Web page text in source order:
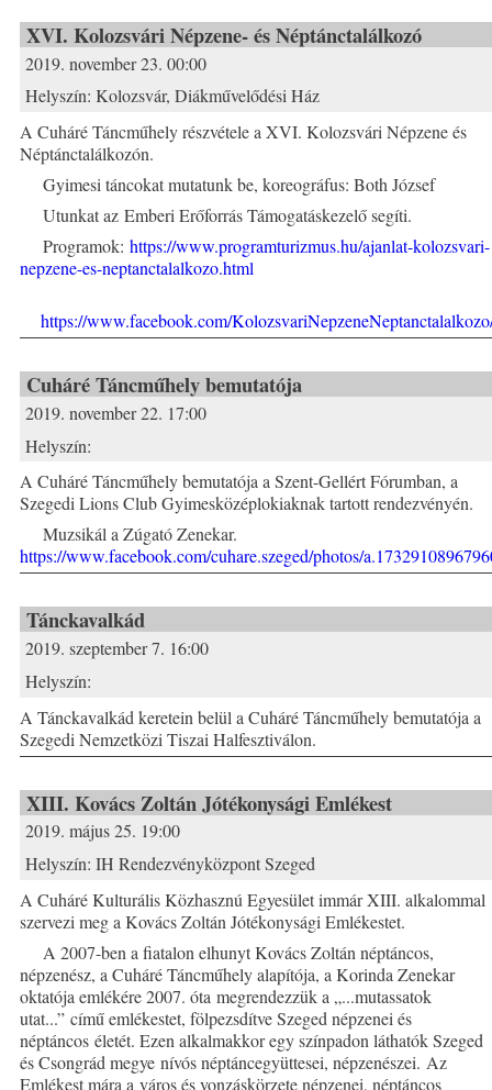
XVI. Kolozsvári Népzene- és Néptánctalálkozó
2019. november 23. 00:00
Helyszín: Kolozsvár, Diákművelődési Ház
A Cuháré Táncműhely részvétele a XVI. Kolozsvári Népzene és
Néptánctalálkozón.
Gyimesi táncokat mutatunk be, koreográfus: Both József
Utunkat az Emberi Erőforrás Támogatáskezelő segíti.
Programok: https://www.programturizmus.hu/ajanlat-kolozsvari-
nepzene-es-neptanctalalkozo.html
https://www.facebook.com/
Cuháré Táncműhely bemutatója
2019. november 22. 17:00
Helyszín:
A Cuháré Táncműhely bemutatója a Szent-Gellért Fórumban, a
Szegedi Lions Club Gyimesközéplokiaknak tartott rendezvényén.
Muzsikál a Zúgató Zenekar.
https://www.facebook.com/cuhare.szeged/photos/
Tánckavalkád
2019. szeptember 7. 16:00
Helyszín:
A Tánckavalkád keretein belül a Cuháré Táncműhely bemutatója a
Szegedi Nemzetközi Tiszai Halfesztiválon.
XIII. Kovács Zoltán Jótékonysági Emlékest
2019. május 25. 19:00
Helyszín: IH Rendezvényközpont Szeged
A Cuháré Kulturális Közhasznú Egyesület immár XIII. alkalommal
szervezi meg a Kovács Zoltán Jótékonysági Emlékestet.
A 2007-ben a fiatalon elhunyt Kovács Zoltán néptáncos,
népzenész, a Cuháré Táncműhely alapítója, a Korinda Zenekar
oktatója emlékére 2007. óta megrendezzük a „...mutassatok
utat...” című emlékestet, fölpezsdítve Szeged népzenei és
néptáncos életét. Ezen alkalmakkor egy színpadon láthatók Szeged
és Csongrád megye nívós néptáncegyüttesei, népzenészei. Az
Emlékest mára a város és vonzáskörzete népzenei, néptáncos